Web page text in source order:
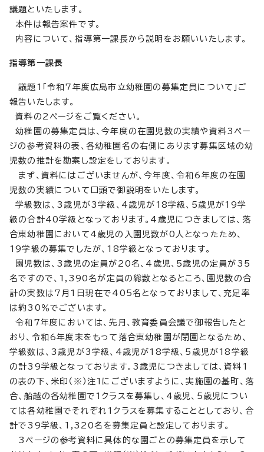
議題といたします。
本件は報告案件です。
内容について、指導第一課長から説明をお願いいたします。
指導第一課長
議題1「令和7年度広島市立幼稚園の募集定員について」ご
報告いたします。
資料の2ページをご覧ください。
幼稚園の募集定員は、今年度の在園児数の実績や資料3ペー
ジの参考資料の表、各幼稚園名の右側にあります募集区域の幼
児数の推計を勘案し設定をしております。
まず、資料にはございませんが、今年度、令和6年度の在園
児数の実績について口頭で御説明をいたします。
学級数は、3歳児が3学級、4歳児が18学級、5歳児が19学
級の合計40学級となっております。4歳児につきましては、落
合東幼稚園において4歳児の入園児数が0人となったため、
19学級の募集でしたが、18学級となっております。
園児数は、3歳児の定員が20名、4歳児、5歳児の定員が35
名ですので、1,390名が定員の総数となるところ、園児数の合
計の実数は7月1日現在で405名となっておりまして、充足率
は約30％でございます。
令和7年度においては、先月、教育委員会議で御報告したと
おり、令和6年度末をもって落合東幼稚園が閉園となるため、
学級数は、3歳児が3学級、4歳児が18学級、5歳児が18学級
の計39学級となっております。3歳児につきましては、資料1
の表の下、米印（※）注1にございますように、実施園の基町、落
合、船越の各幼稚園で1クラスを募集し、4歳児、5歳児につい
ては各幼稚園でそれぞれ1クラスを募集することとしており、合
計で39学級、1,320名を募集定員と設定しております。
3ページの参考資料に具体的な園ごとの募集定員を示して